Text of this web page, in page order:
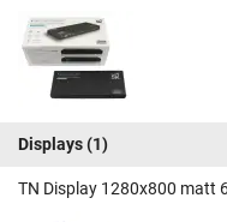
Displays(1)
TN Display 1280x800 matt